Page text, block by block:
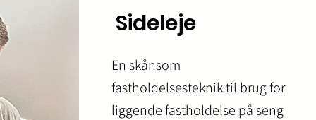
Sideleje
En skånsom
fastholdelsesteknik til brug for
liggende fastholdelse på seng